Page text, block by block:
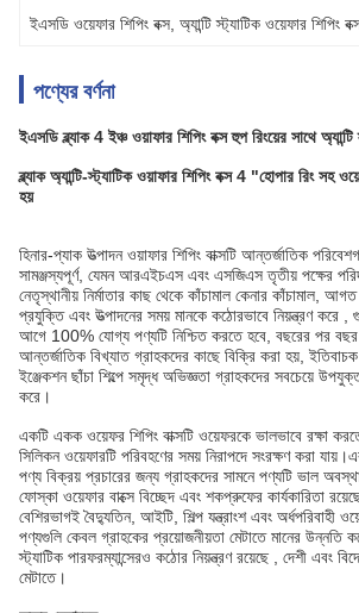
ইএসডি ওয়েফার শিপিং বক্স অ্যান্টি স্ট্যাটিক ওয়েফার শিপিং
পণ্যের বর্ণনা
ইএসডি ব্ল্যাক 4 ইঞ্চ ওয়াফার শিপিং বক্স হুপ রিংয়ের সাথে অ্যান্টি
ব্ল্যাক অ্যান্টি-স্ট্যাটিক ওয়াফার শিপিং বক্স 4 "হোপার রিং সহ
হয়
হিনার-প্যাক উত্পাদন ওয়াফার শিপিং বাক্সটি আন্তর্জাতিক
সামঞ্জস্যপূর্ণ, যেমন আরএইচএস এবং এসজিএস তৃতীয় পক্ষের
নেতৃস্থানীয় নির্মাতার কাছ থেকে কাঁচামাল কেনার কাঁচামাল,
প্রযুক্তি এবং উত্পাদনের সময় মানকে কঠোরভাবে নিয়ন্ত্রণ করে ,
আগে 100% যোগ্য পণ্যটি নিশ্চিত করতে হবে, বছরের পর বছর
আন্তর্জাতিক বিখ্যাত গ্রাহকদের কাছে বিক্রি করা হয়, ইতিবাচক
ইঞ্জেকশন ছাঁচা শিল্পে সমৃদ্ধ অভিজ্ঞতা গ্রাহকদের সবচেয়ে
করে।
একটি একক ওয়েফর শিপিং বাক্সটি ওয়েফরকে ভালভাবে রক্ষা
সিলিকন ওয়েফারটি পরিবহণের সময় নিরাপদে সংরক্ষণ করা
পণ্য বিক্রয় প্রচারের জন্য গ্রাহকদের সামনে পণ্যটি ভাল
ফোস্কা ওয়েফার বাক্সে বিচ্ছেদ এবং শকপ্রুফের কার্যকারিতা
বেশিরভাগই বৈদ্যুতিন, আইটি, শিল্প যন্ত্রাংশ এবং অর্ধপরিবাহী
পণ্যগুলি কেবল গ্রাহকের প্রয়োজনীয়তা মেটাতে মানের উন্নতি
স্ট্যাটিক পারফরম্যান্সেরও কঠোর নিয়ন্ত্রণ রয়েছে , দেশী এবং
মেটাতে।